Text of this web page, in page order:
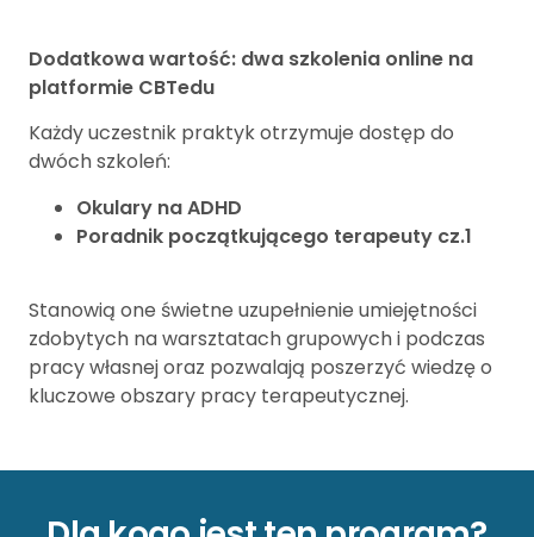
Dodatkowa wartość: dwa szkolenia online na
platformie CBTedu
Każdy uczestnik praktyk otrzymuje dostęp do
dwóch szkoleń:
Okulary na ADHD
Poradnik początkującego terapeuty cz.1
Stanowią one świetne uzupełnienie umiejętności
zdobytych na warsztatach grupowych i podczas
pracy własnej oraz pozwalają poszerzyć wiedzę o
kluczowe obszary pracy terapeutycznej.